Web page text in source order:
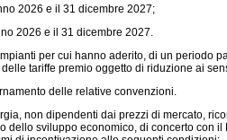
2026 e il 31 dicembre 2027;
2026 e il 31 dicembre 2027.
per cui hanno aderito, di un periodo
tariffe premio oggetto di riduzione ai
delle relative convenzioni.
non dipendenti dai prezzi di mercato,
sviluppo economico, di concerto con il